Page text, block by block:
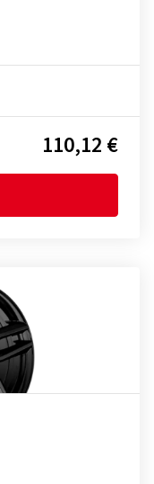
110,12 €